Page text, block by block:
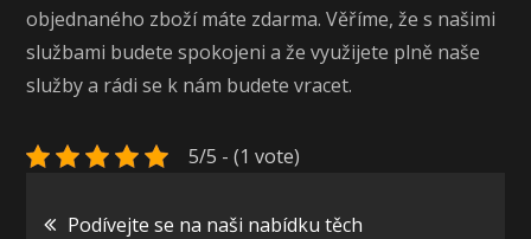
objednaného zboží máte zdarma. Věříme, že s našimi
službami budete spokojeni a že využijete plně naše
služby a rádi se k nám budete vracet.
5/5 - (1 vote)
Navigace
Podívejte se na naši nabídku těch